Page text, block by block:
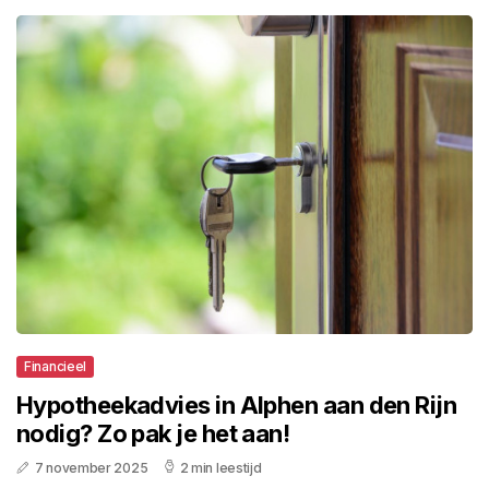
Financieel
Hypotheekadvies in Alphen aan den Rijn
nodig? Zo pak je het aan!
7 november 2025 2 min leestijd